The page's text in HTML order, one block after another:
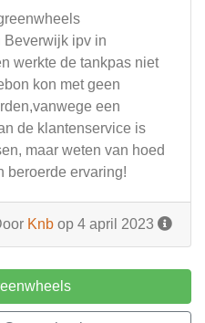
Beverwijk ipv in
werkte de tankpas niet
kon met geen
een
de klantenservice is
maar weten van hoed
beroerde ervaring!
Knb op 4 april 2023